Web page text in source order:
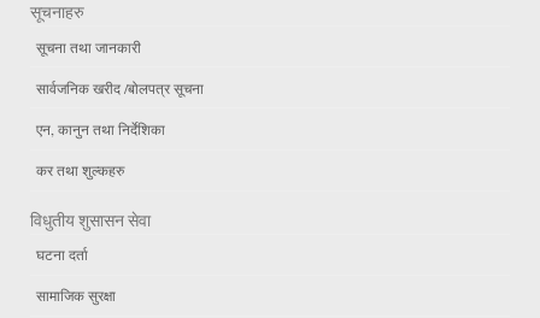
सूचनाहरु
सूचना तथा जानकारी
सार्वजनिक खरीद /बोलपत्र सूचना
एन, कानुन तथा निर्देशिका
कर तथा शुल्कहरु
विधुतीय शुसासन सेवा
घटना दर्ता
सामाजिक सुरक्षा